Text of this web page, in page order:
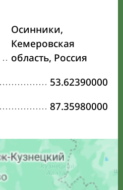
Осинники,
Кемеровская
область, Россия
53.62390000
87.35980000